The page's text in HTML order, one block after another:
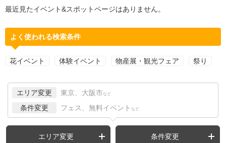
最近見たイベント&スポットページはありません。
よく使われる検索条件
花イベント 体験イベント 物産展・観光フェア 祭り
エリア変更 東京、大阪市 など
条件変更 フェス、無料イベント など
エリア変更 条件変更